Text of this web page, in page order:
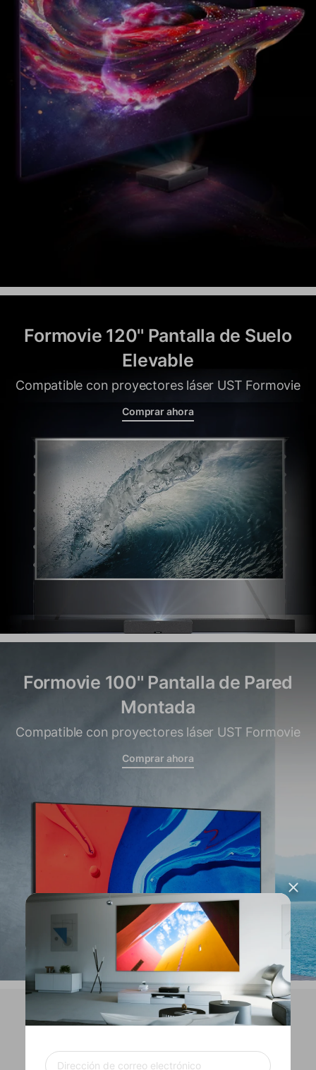
Formovie 120'' Pantalla de Suelo
Elevable
Compatible con proyectores láser UST Formovie
Comprar ahora
Formovie 100'' Pantalla de Pared
Montada
Compatible con proyectores láser UST Formovie
Comprar ahora